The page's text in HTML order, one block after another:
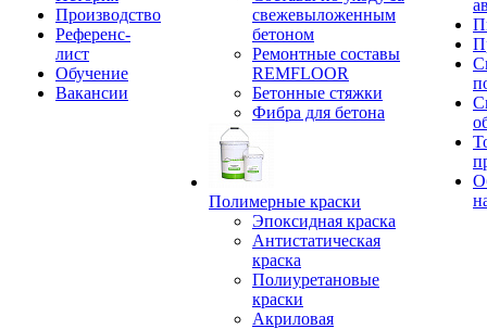
Производство
Референс-
лист
Обучение
Вакансии
свежевыложенным
бетоном
Ремонтные составы
REMFLOOR
Бетонные стяжки
Фибра для бетона
Полимерные краски
Эпоксидная краска
Антистатическая
краска
Полиуретановые
краски
Акриловая